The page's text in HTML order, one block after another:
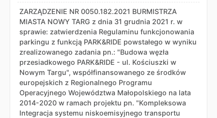
ZARZĄDZENIE NR 0050.182.2021 BURMISTRZA
MIASTA NOWY TARG z dnia 31 grudnia 2021 r. w
sprawie: zatwierdzenia Regulaminu funkcjonowania
parkingu z funkcją PARK&RIDE powstałego w wyniku
zrealizowanego zadania pn.: "Budowa węzła
przesiadkowego PARK&RIDE - ul. Kościuszki w
Nowym Targu", współfinansowanego ze środków
europejskich z Regionalnego Programu
Operacyjnego Województwa Małopolskiego na lata
2014-2020 w ramach projektu pn. "Kompleksowa
Integracja systemu niskoemisyjnego transportu